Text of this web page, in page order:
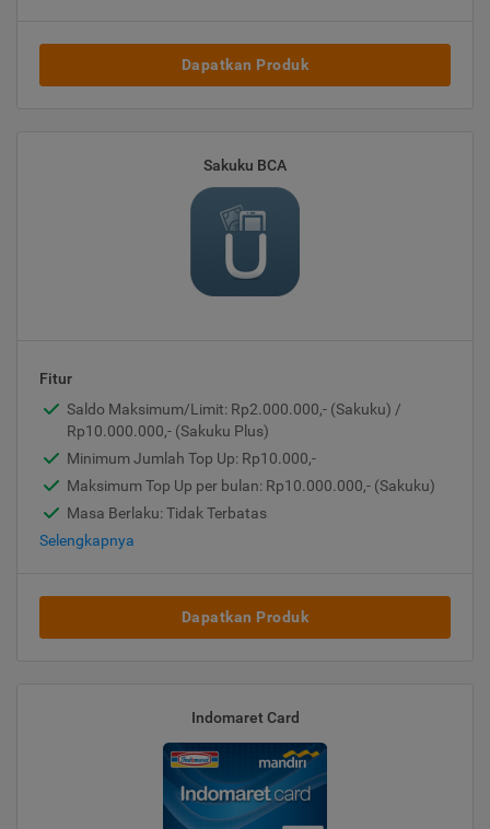
Dapatkan Produk
Sakuku BCA
Fitur
Saldo Maksimum/Limit: Rp2.000.000,- (Sakuku) /
Rp10.000.000,- (Sakuku Plus)
Minimum Jumlah Top Up: Rp10.000,-
Maksimum Top Up per bulan: Rp10.000.000,- (Sakuku)
Masa Berlaku: Tidak Terbatas
Selengkapnya
Dapatkan Produk
Indomaret Card